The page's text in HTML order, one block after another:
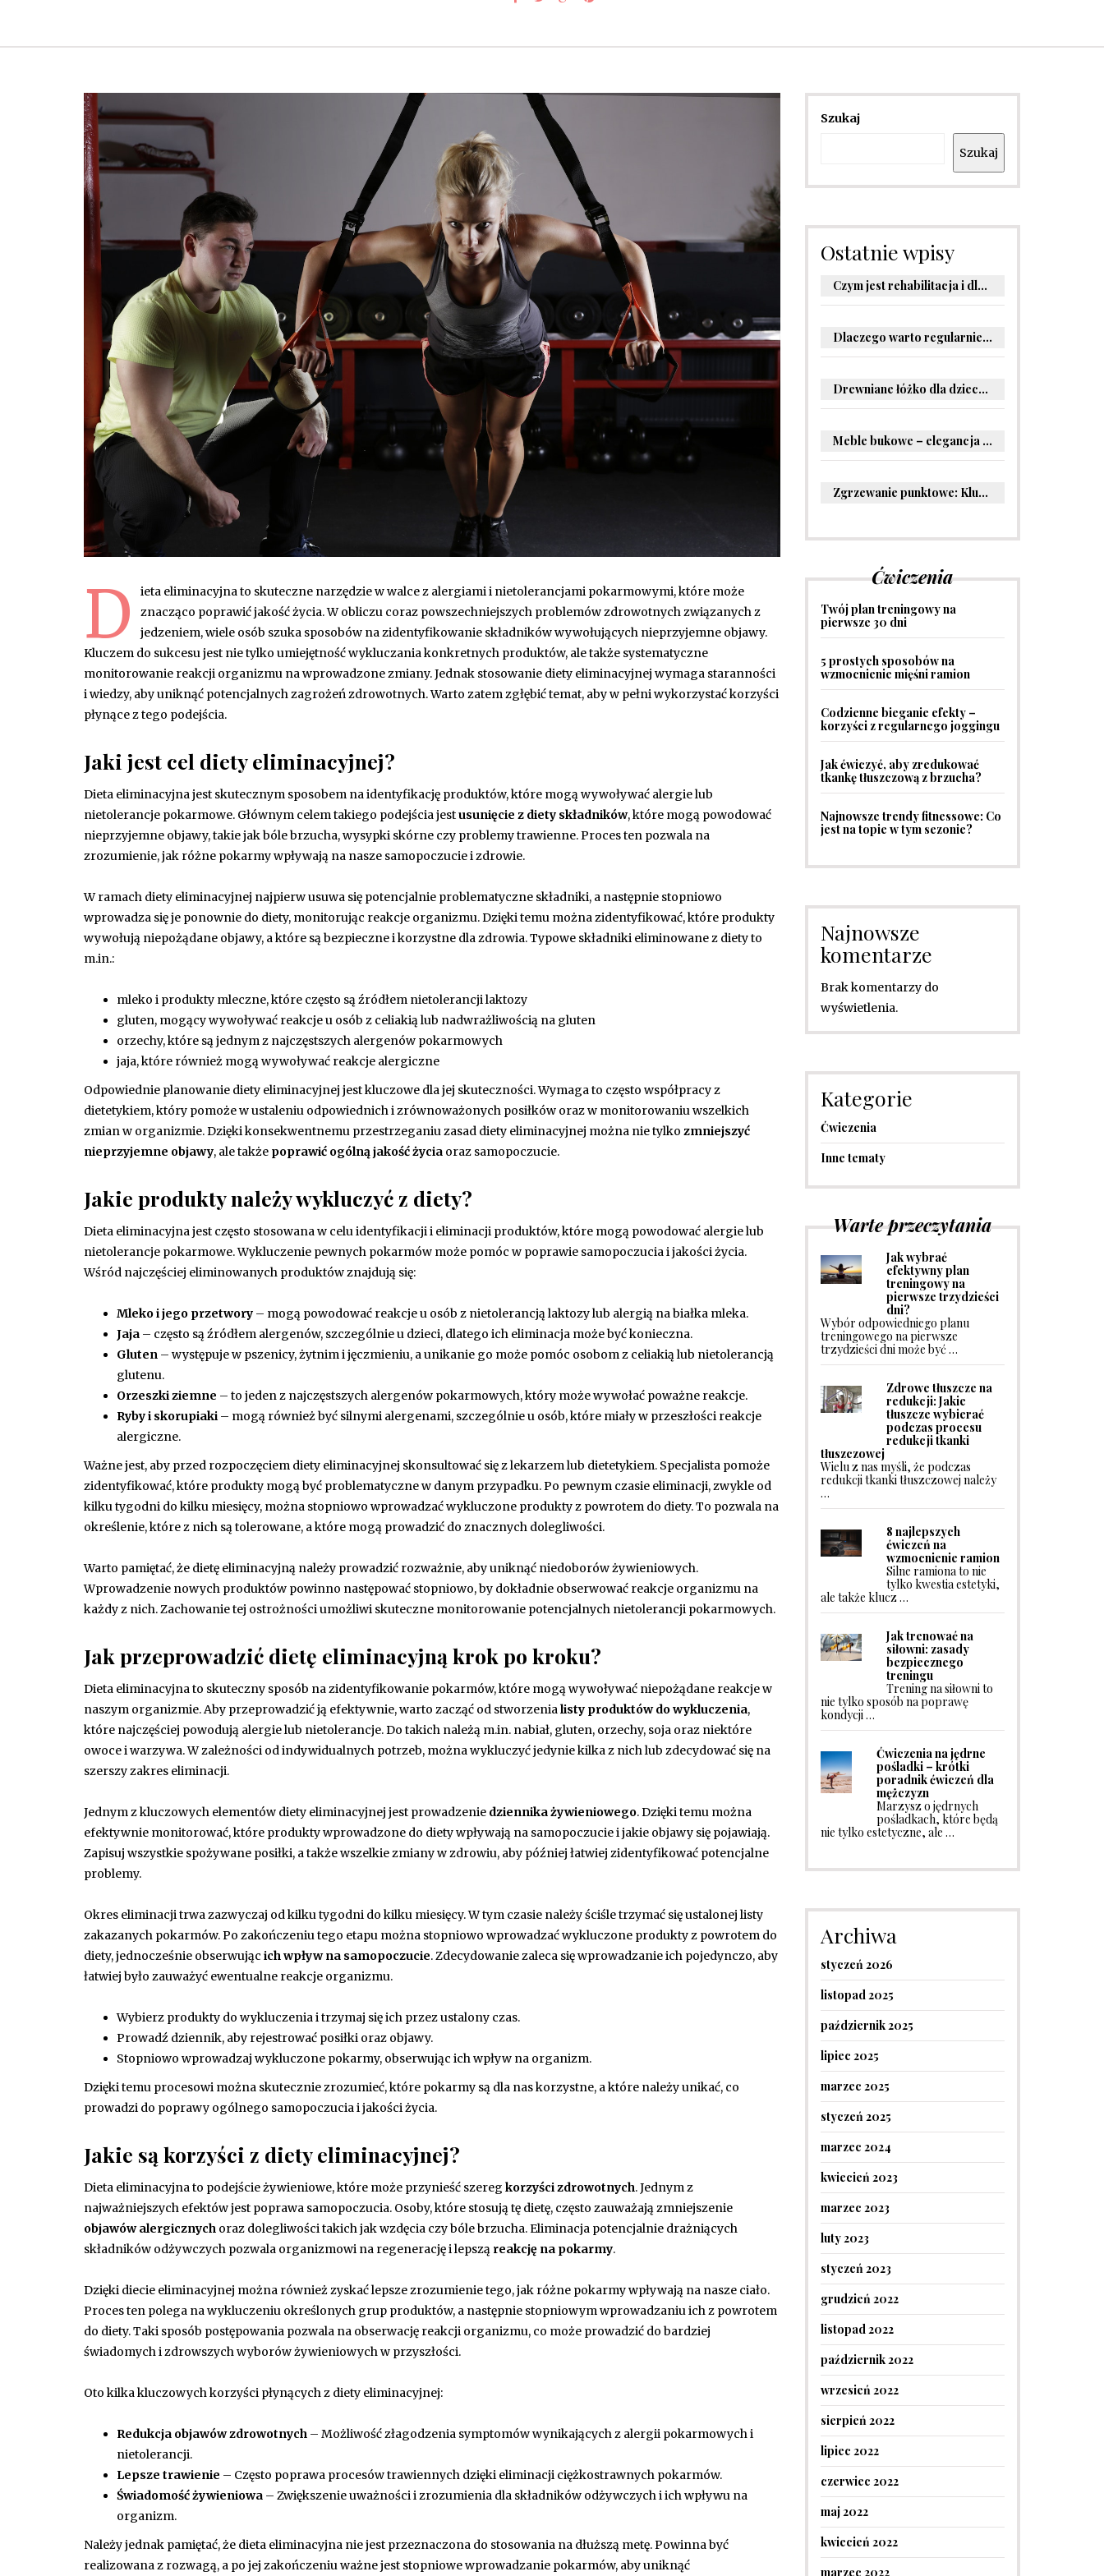
D
ieta eliminacyjna to skuteczne narzędzie w walce z alergiami i nietolerancjami pokarmowymi, które może
znacząco poprawić jakość życia. W obliczu coraz powszechniejszych problemów zdrowotnych związanych z
jedzeniem, wiele osób szuka sposobów na zidentyfikowanie składników wywołujących nieprzyjemne objawy.
Kluczem do sukcesu jest nie tylko umiejętność wykluczania konkretnych produktów, ale także systematyczne
monitorowanie reakcji organizmu na wprowadzone zmiany. Jednak stosowanie diety eliminacyjnej wymaga staranności
i wiedzy, aby uniknąć potencjalnych zagrożeń zdrowotnych. Warto zatem zgłębić temat, aby w pełni wykorzystać korzyści
płynące z tego podejścia.
Jaki jest cel diety eliminacyjnej?
Dieta eliminacyjna jest skutecznym sposobem na identyfikację produktów, które mogą wywoływać alergie lub
nietolerancje pokarmowe. Głównym celem takiego podejścia jestusunięcie z diety składników, które mogą powodować
nieprzyjemne objawy, takie jak bóle brzucha, wysypki skórne czy problemy trawienne. Proces ten pozwala na
zrozumienie, jak różne pokarmy wpływają na nasze samopoczucie i zdrowie.
W ramach diety eliminacyjnej najpierw usuwa się potencjalnie problematyczne składniki, a następnie stopniowo
wprowadza się je ponownie do diety, monitorując reakcje organizmu. Dzięki temu można zidentyfikować, które produkty
wywołują niepożądane objawy, a które są bezpieczne i korzystne dla zdrowia. Typowe składniki eliminowane z diety to
m.in.:
mleko i produkty mleczne, które często są źródłem nietolerancji laktozy
gluten, mogący wywoływać reakcje u osób z celiakią lub nadwrażliwością na gluten
orzechy, które są jednym z najczęstszych alergenów pokarmowych
jaja, które również mogą wywoływać reakcje alergiczne
Odpowiednie planowanie diety eliminacyjnej jest kluczowe dla jej skuteczności. Wymaga to często współpracy z
dietetykiem, który pomoże w ustaleniu odpowiednich i zrównoważonych posiłków oraz w monitorowaniu wszelkich
zmian w organizmie. Dzięki konsekwentnemu przestrzeganiu zasad diety eliminacyjnej można nie tylko zmniejszyć
nieprzyjemne objawy, ale także poprawić ogólną jakość życia oraz samopoczucie.
Jakie produkty należy wykluczyć z diety?
Dieta eliminacyjna jest często stosowana w celu identyfikacji i eliminacji produktów, które mogą powodować alergie lub
nietolerancje pokarmowe. Wykluczenie pewnych pokarmów może pomóc w poprawie samopoczucia i jakości życia.
Wśród najczęściej eliminowanych produktów znajdują się:
Mleko i jego przetwory – mogą powodować reakcje u osób z nietolerancją laktozy lub alergią na białka mleka.
Jaja – często są źródłem alergenów, szczególnie u dzieci, dlatego ich eliminacja może być konieczna.
Gluten – występuje w pszenicy, żytnim i jęczmieniu, a unikanie go może pomóc osobom z celiakią lub nietolerancją
glutenu.
Orzeszki ziemne – to jeden z najczęstszych alergenów pokarmowych, który może wywołać poważne reakcje.
Ryby i skorupiaki – mogą również być silnymi alergenami, szczególnie u osób, które miały w przeszłości reakcje
alergiczne.
Ważne jest, aby przed rozpoczęciem diety eliminacyjnej skonsultować się z lekarzem lub dietetykiem. Specjalista pomoże
zidentyfikować, które produkty mogą być problematyczne w danym przypadku. Po pewnym czasie eliminacji, zwykle od
kilku tygodni do kilku miesięcy, można stopniowo wprowadzać wykluczone produkty z powrotem do diety. To pozwala na
określenie, które z nich są tolerowane, a które mogą prowadzić do znacznych dolegliwości.
Warto pamiętać, że dietę eliminacyjną należy prowadzić rozważnie, aby uniknąć niedoborów żywieniowych.
Wprowadzenie nowych produktów powinno następować stopniowo, by dokładnie obserwować reakcje organizmu na
każdy z nich. Zachowanie tej ostrożności umożliwi skuteczne monitorowanie potencjalnych nietolerancji pokarmowych.
Jak przeprowadzić dietę eliminacyjną krok po kroku?
Dieta eliminacyjna to skuteczny sposób na zidentyfikowanie pokarmów, które mogą wywoływać niepożądane reakcje w
naszym organizmie. Aby przeprowadzić ją efektywnie, warto zacząć od stworzenialisty produktów do wykluczenia,
które najczęściej powodują alergie lub nietolerancje. Do takich należą m.in. nabiał, gluten, orzechy, soja oraz niektóre
owoce i warzywa. W zależności od indywidualnych potrzeb, można wykluczyć jedynie kilka z nich lub zdecydować się na
szerszy zakres eliminacji.
Jednym z kluczowych elementów diety eliminacyjnej jest prowadzenie dziennika żywieniowego. Dzięki temu można
efektywnie monitorować, które produkty wprowadzone do diety wpływają na samopoczucie i jakie objawy się pojawiają.
Zapisuj wszystkie spożywane posiłki, a także wszelkie zmiany w zdrowiu, aby później łatwiej zidentyfikować potencjalne
problemy.
Okres eliminacji trwa zazwyczaj od kilku tygodni do kilku miesięcy. W tym czasie należy ściśle trzymać się ustalonej listy
zakazanych pokarmów. Po zakończeniu tego etapu można stopniowo wprowadzać wykluczone produkty z powrotem do
diety, jednocześnie obserwując ich wpływ na samopoczucie. Zdecydowanie zaleca się wprowadzanie ich pojedynczo, aby
łatwiej było zauważyć ewentualne reakcje organizmu.
Wybierz produkty do wykluczenia i trzymaj się ich przez ustalony czas.
Prowadź dziennik, aby rejestrować posiłki oraz objawy.
Stopniowo wprowadzaj wykluczone pokarmy, obserwując ich wpływ na organizm.
Dzięki temu procesowi można skutecznie zrozumieć, które pokarmy są dla nas korzystne, a które należy unikać, co
prowadzi do poprawy ogólnego samopoczucia i jakości życia.
Jakie są korzyści z diety eliminacyjnej?
Dieta eliminacyjna to podejście żywieniowe, które może przynieść szereg korzyści zdrowotnych. Jednym z
najważniejszych efektów jest poprawa samopoczucia. Osoby, które stosują tę dietę, często zauważają zmniejszenie
objawów alergicznych oraz dolegliwości takich jak wzdęcia czy bóle brzucha. Eliminacja potencjalnie drażniących
składników odżywczych pozwala organizmowi na regenerację i lepszą reakcję na pokarmy.
Dzięki diecie eliminacyjnej można również zyskać lepsze zrozumienie tego, jak różne pokarmy wpływają na nasze ciało.
Proces ten polega na wykluczeniu określonych grup produktów, a następnie stopniowym wprowadzaniu ich z powrotem
do diety. Taki sposób postępowania pozwala na obserwację reakcji organizmu, co może prowadzić do bardziej
świadomych i zdrowszych wyborów żywieniowych w przyszłości.
Oto kilka kluczowych korzyści płynących z diety eliminacyjnej:
Redukcja objawów zdrowotnych – Możliwość złagodzenia symptomów wynikających z alergii pokarmowych i
nietolerancji.
Lepsze trawienie – Często poprawa procesów trawiennych dzięki eliminacji ciężkostrawnych pokarmów.
Świadomość żywieniowa – Zwiększenie uważności i zrozumienia dla składników odżywczych i ich wpływu na
organizm.
Należy jednak pamiętać, że dieta eliminacyjna nie jest przeznaczona do stosowania na dłuższą metę. Powinna być
realizowana z rozwagą, a po jej zakończeniu ważne jest stopniowe wprowadzanie pokarmów, aby uniknąć
Szukaj
Szukaj
Ostatnie wpisy
Czym jest rehabilitacja i dlaczego jest kluczowa dla powrotu do zdrowia?
Dlaczego warto regularnie odwiedzać stomatologa?
Drewniane łóżko dla dziecka – oryginalne pomysły na aranżację pokoju malucha
Meble bukowe – elegancja i trwałość w Twoim wnętrzu
Zgrzewanie punktowe: Kluczowe informacje i zastosowania w przemyśle
Ćwiczenia
Twój plan treningowy na
pierwsze 30 dni
5 prostych sposobów na
wzmocnienie mięśni ramion
Codzienne bieganie efekty –
korzyści z regularnego joggingu
Jak ćwiczyć, aby zredukować
tkankę tłuszczową z brzucha?
Najnowsze trendy fitnessowe: Co
jest na topie w tym sezonie?
Najnowsze
komentarze
Brak komentarzy do
wyświetlenia.
Kategorie
Ćwiczenia
Inne tematy
Warte przeczytania
Jak wybrać
efektywny plan
treningowy na
pierwsze trzydzieści
dni?
Wybór odpowiedniego planu
treningowego na pierwsze
trzydzieści dni może być …
Zdrowe tłuszcze na
redukcji: Jakie
tłuszcze wybierać
podczas procesu
redukcji tkanki
tłuszczowej
Wielu z nas myśli, że podczas
redukcji tkanki tłuszczowej należy
…
8 najlepszych
ćwiczeń na
wzmocnienie ramion
Silne ramiona to nie
tylko kwestia estetyki,
ale także klucz …
Jak trenować na
siłowni: zasady
bezpiecznego
treningu
Trening na siłowni to
nie tylko sposób na poprawę
kondycji …
Ćwiczenia na jędrne
pośladki – krótki
poradnik ćwiczeń dla
mężczyzn
Marzysz o jędrnych
pośladkach, które będą
nie tylko estetyczne, ale …
Archiwa
styczeń 2026
listopad 2025
październik 2025
lipiec 2025
marzec 2025
styczeń 2025
marzec 2024
kwiecień 2023
marzec 2023
luty 2023
styczeń 2023
grudzień 2022
listopad 2022
październik 2022
wrzesień 2022
sierpień 2022
lipiec 2022
czerwiec 2022
maj 2022
kwiecień 2022
marzec 2022